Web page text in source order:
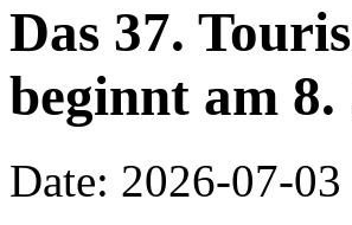
Das 37.
beginnt am
Date: 2026-07-03